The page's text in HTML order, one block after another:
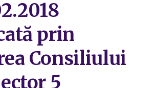
prin
Consiliului
5